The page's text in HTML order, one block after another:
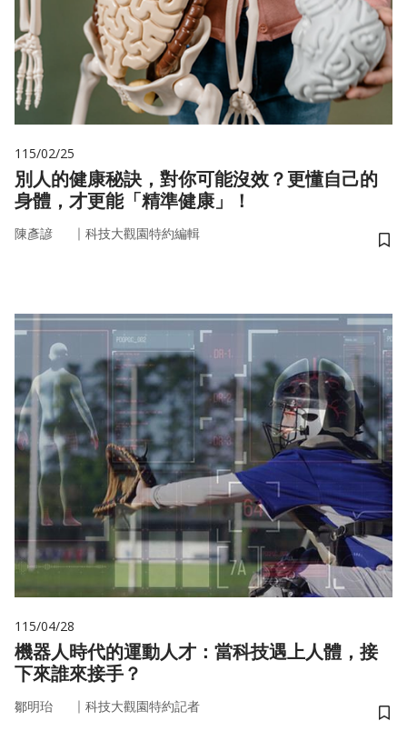
115/02/25
別人的健康秘訣，對你可能沒效？更懂自己的
身體，才更能「精準健康」！
陳彥諺 ｜ 科技大觀園特約編輯
儲
115/04/28
機器人時代的運動人才：當科技遇上人體，接
下來誰來接手？
鄒明珆 ｜ 科技大觀園特約記者
儲